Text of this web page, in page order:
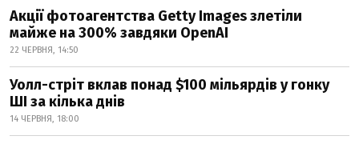
Акції фотоагентства Getty Images злетіли
майже на 300% завдяки OpenAI
22 ЧЕРВНЯ, 14:50
Уолл-стріт вклав понад $100 мільярдів у гонку
ШІ за кілька днів
14 ЧЕРВНЯ, 18:00